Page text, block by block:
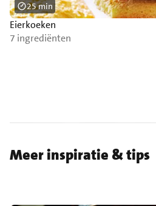
Eierkoeken
7 ingrediënten
25 min
Meer inspiratie & tips